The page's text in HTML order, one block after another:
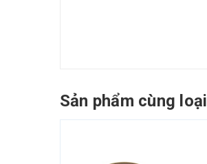
Sản phẩm cùng loại